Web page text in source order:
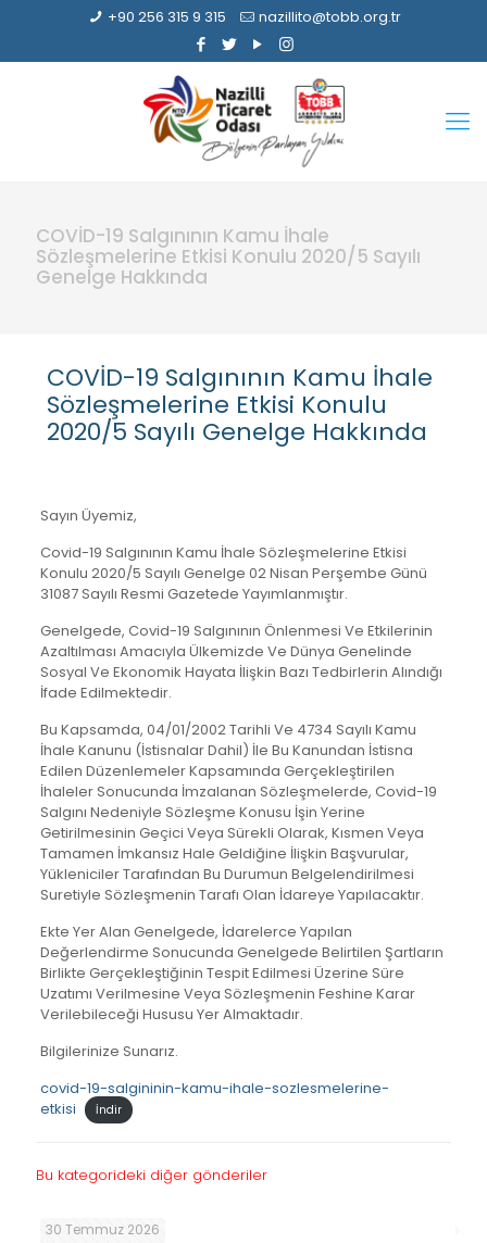
+90 256 315 9 315 nazillito@tobb.org.tr
COVİD-19 Salgınının Kamu İhale
Sözleşmelerine Etkisi Konulu 2020/5 Sayılı
Genelge Hakkında
COVİD-19 Salgınının Kamu İhale
Sözleşmelerine Etkisi Konulu
2020/5 Sayılı Genelge Hakkında
Sayın Üyemiz,
Covid-19 Salgınının Kamu İhale Sözleşmelerine Etkisi
Konulu 2020/5 Sayılı Genelge 02 Nisan Perşembe Günü
31087 Sayılı Resmi Gazetede Yayımlanmıştır.
Genelgede, Covid-19 Salgınının Önlenmesi Ve Etkilerinin
Azaltılması Amacıyla Ülkemizde Ve Dünya Genelinde
Sosyal Ve Ekonomik Hayata İlişkin Bazı Tedbirlerin Alındığı
İfade Edilmektedir.
Bu Kapsamda, 04/01/2002 Tarihli Ve 4734 Sayılı Kamu
İhale Kanunu (İstisnalar Dahil) İle Bu Kanundan İstisna
Edilen Düzenlemeler Kapsamında Gerçekleştirilen
İhaleler Sonucunda İmzalanan Sözleşmelerde, Covid-19
Salgını Nedeniyle Sözleşme Konusu İşin Yerine
Getirilmesinin Geçici Veya Sürekli Olarak, Kısmen Veya
Tamamen İmkansız Hale Geldiğine İlişkin Başvurular,
Yükleniciler Tarafından Bu Durumun Belgelendirilmesi
Suretiyle Sözleşmenin Tarafı Olan İdareye Yapılacaktır.
Ekte Yer Alan Genelgede, İdarelerce Yapılan
Değerlendirme Sonucunda Genelgede Belirtilen Şartların
Birlikte Gerçekleştiğinin Tespit Edilmesi Üzerine Süre
Uzatımı Verilmesine Veya Sözleşmenin Feshine Karar
Verilebileceği Hususu Yer Almaktadır.
Bilgilerinize Sunarız.
covid-19-salgininin-kamu-ihale-sozlesmelerine-
etkisi
İndir
Bu kategorideki diğer gönderiler
30 Temmuz 2026